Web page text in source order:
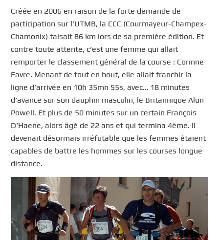
Créée en 2006 en raison de la forte demande de
participation sur l’UTMB, la CCC (Courmayeur-Champex-
Chamonix) faisait 86 km lors de sa première édition. Et
contre toute attente, c’est une femme qui allait
remporter le classement général de la course : Corinne
Favre. Menant de tout en bout, elle allait franchir la
ligne d’arrivée en 10h 35mn 55s, avec… 18 minutes
d’avance sur son dauphin masculin, le Britannique Alun
Powell. Et plus de 50 minutes sur un certain François
D’Haene, alors âgé de 22 ans et qui termina 4ème. Il
devenait désormais irréfutable que les femmes étaient
capables de battre les hommes sur les courses longue
distance.